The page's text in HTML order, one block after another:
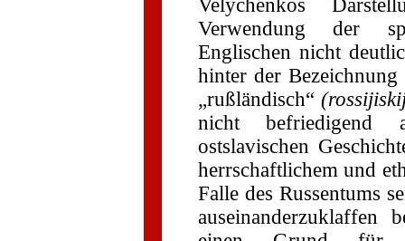
Velychenkos
Verwendung der
Englischen nicht
hinter der
„rußländisch“
nicht befriedigend
ostslavischen
herrschaftlichem und
Falle des Russentums
auseinanderzuklaffen